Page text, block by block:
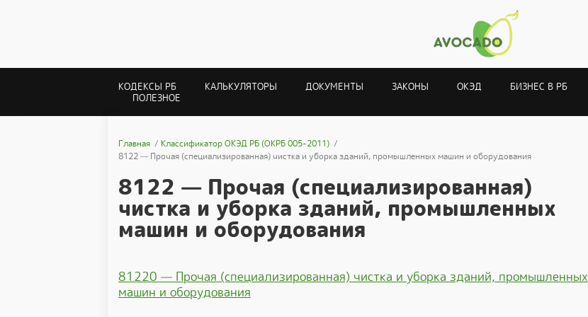
КОДЕКСЫ РБ КАЛЬКУЛЯТОРЫ ДОКУМЕНТЫ ЗАКОНЫ ОКЭД
БИЗНЕС В РБ
ПОЛЕЗНОЕ
Главная
Классификатор ОКЭД РБ (ОКРБ 005-2011)
8122 — Прочая (специализированная) чистка и уборка зданий, промышленных машин и оборудования
8122 — Прочая (специализированная)
чистка и уборка зданий, промышленных
машин и оборудования
81220 — Прочая (специализированная) чистка и уборка зданий, промышленных
машин и оборудования